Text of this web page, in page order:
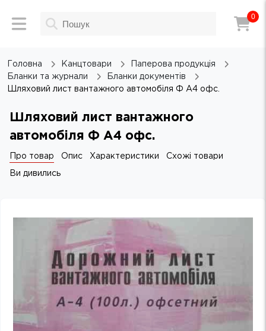
0
Головна Канцтовари
Паперова продукція
Бланки та журнали
Бланки документів
Шляховий лист вантажного автомобіля Ф А4 офс.
Шляховий лист вантажного
автомобіля Ф А4 офс.
Про товар Опис Характеристики Схожі товари
Ви дивились